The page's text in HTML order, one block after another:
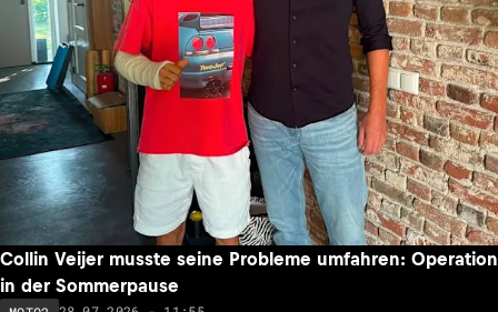
Collin Veijer musste seine Probleme umfahren: Operation
in der Sommerpause